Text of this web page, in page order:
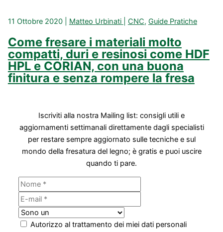
11 Ottobre 2020 Matteo Urbinati CNC, Guide Pratiche
Come fresare i materiali molto
compatti, duri e resinosi come HDF
HPL e CORIAN, con una buona
finitura e senza rompere la fresa
Iscriviti alla nostra Mailing list: consigli utili e
aggiornamenti settimanali direttamente dagli specialisti
per restare sempre aggiornato sulle tecniche e sul
mondo della fresatura del legno; è gratis e puoi uscire
quando ti pare.
Autorizzo al trattamento dei miei dati personali